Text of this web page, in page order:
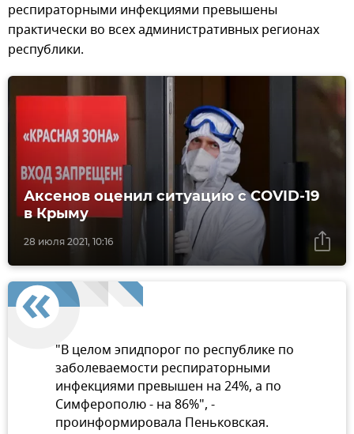
респираторными инфекциями превышены
практически во всех административных регионах
республики.
28 июля 2021, 10:16
Аксенов оценил ситуацию с COVID-19
в Крыму
"В целом эпидпорог по республике по
заболеваемости респираторными
инфекциями превышен на 24%, а по
Симферополю - на 86%", -
проинформировала Пеньковская.